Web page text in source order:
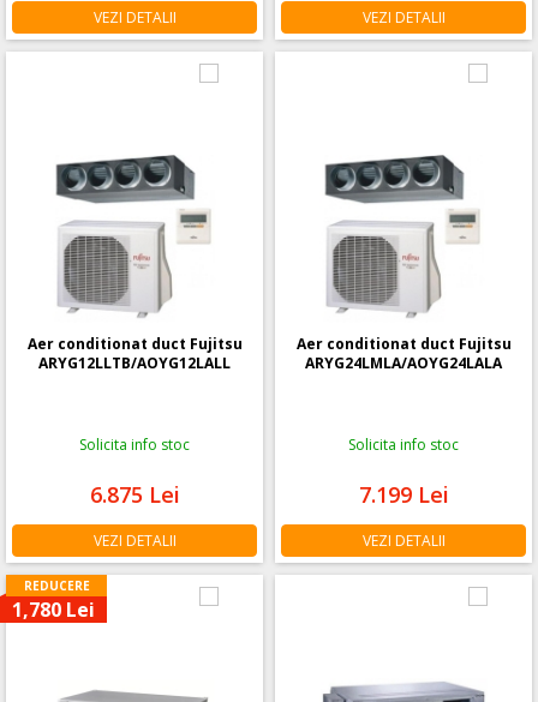
VEZI DETALII VEZI DETALII
Aer conditionat duct Fujitsu
ARYG12LLTB/AOYG12LALL
Solicita info stoc
6.875 Lei
VEZI DETALII
Aer conditionat duct Fujitsu
ARYG24LMLA/AOYG24LALA
Solicita info stoc
7.199 Lei
VEZI DETALII
REDUCERE
1,780 Lei